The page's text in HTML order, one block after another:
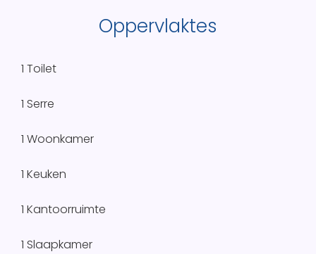
Oppervlaktes
1 Toilet
1 Serre
1 Woonkamer
1 Keuken
1 Kantoorruimte
1 Slaapkamer